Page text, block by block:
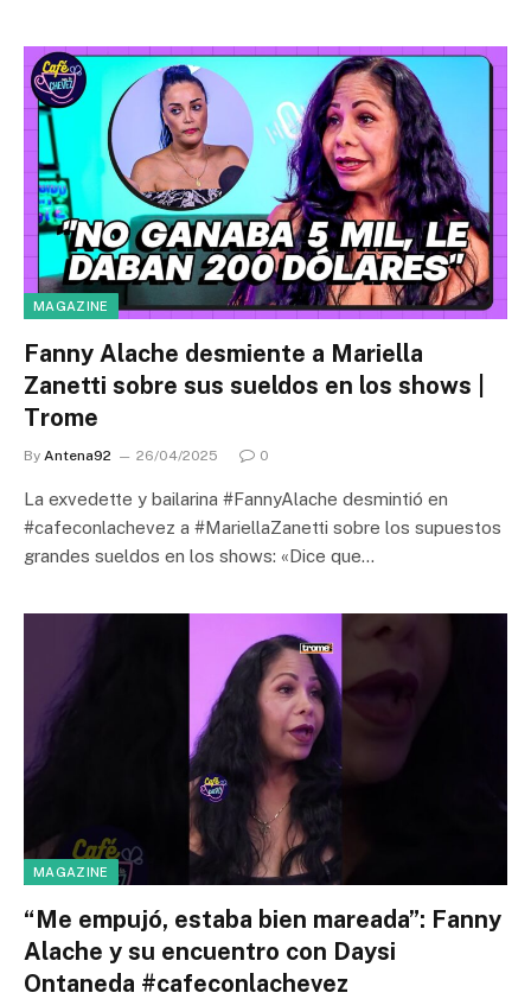
MAGAZINE
Fanny Alache desmiente a Mariella
Zanetti sobre sus sueldos en los shows |
Trome
By Antena92 26/04/2025 0
La exvedette y bailarina #FannyAlache desmintió en
#cafeconlachevez a #MariellaZanetti sobre los supuestos
grandes sueldos en los shows: «Dice que…
MAGAZINE
“Me empujó, estaba bien mareada”: Fanny
Alache y su encuentro con Daysi
Ontaneda #cafeconlachevez